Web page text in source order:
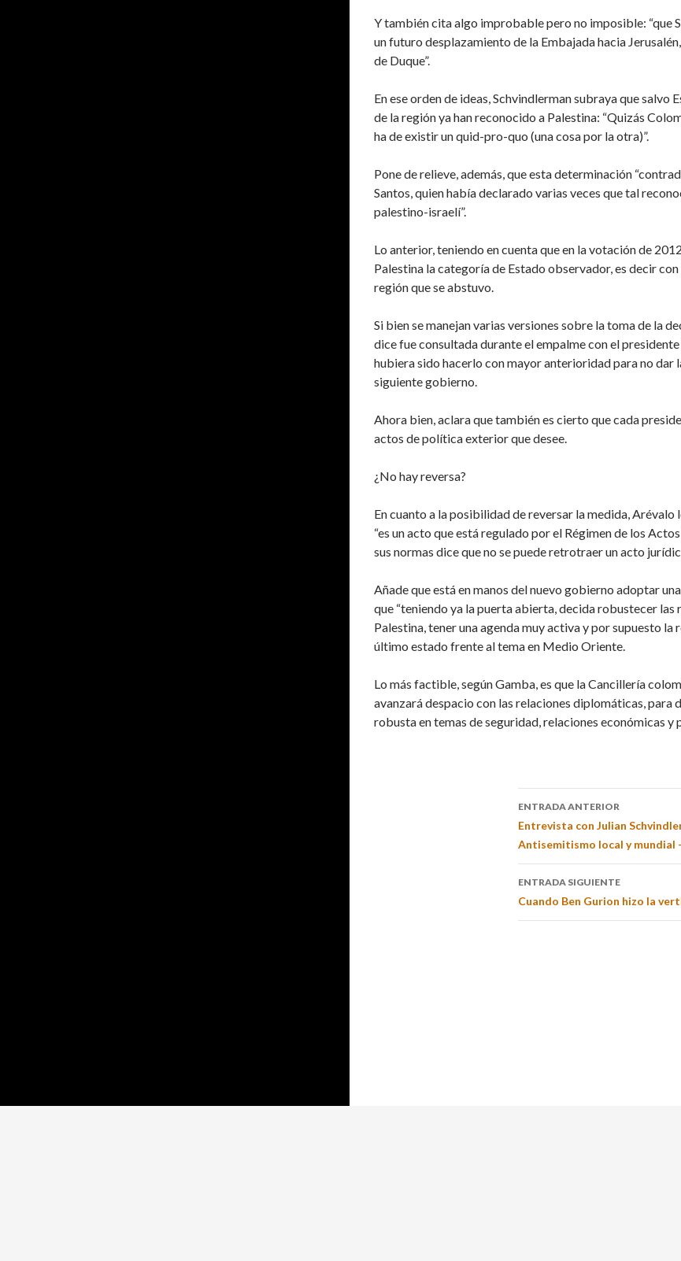
Y también cita algo improbable pero no imposible: “que
un futuro desplazamiento de la Embajada hacia
de Duque”.
En ese orden de ideas, Schvindlerman subraya que salvo
de la región ya han reconocido a Palestina: “Quizás
ha de existir un quid-pro-quo (una cosa por la otra)”.
Pone de relieve, además, que esta determinación
Santos, quien había declarado varias veces que tal
palestino-israelí”.
Lo anterior, teniendo en cuenta que en la votación de
Palestina la categoría de Estado observador, es decir
región que se abstuvo.
Si bien se manejan varias versiones sobre la toma de la
dice fue consultada durante el empalme con el
hubiera sido hacerlo con mayor anterioridad para no dar
siguiente gobierno.
Ahora bien, aclara que también es cierto que cada
actos de política exterior que desee.
¿No hay reversa?
En cuanto a la posibilidad de reversar la medida,
“es un acto que está regulado por el Régimen de los
sus normas dice que no se puede retrotraer un acto
Añade que está en manos del nuevo gobierno adoptar
que “teniendo ya la puerta abierta, decida robustecer
Palestina, tener una agenda muy activa y por supuesto
último estado frente al tema en Medio Oriente.
Lo más factible, según Gamba, es que la Cancillería
avanzará despacio con las relaciones diplomáticas, para
robusta en temas de seguridad, relaciones económicas y
ENTRADA ANTERIOR
Entrevista con Julian
Antisemitismo local y mundial
ENTRADA SIGUIENTE
Cuando Ben Gurion hizo la